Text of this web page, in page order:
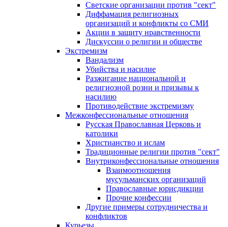
Светские организации против "сект"
Диффамация религиозных
организаций и конфликты со СМИ
Акции в защиту нравственности
Дискуссии о религии и обществе
Экстремизм
Вандализм
Убийства и насилие
Разжигание национальной и
религиозной розни и призывы к
насилию
Противодействие экстремизму
Межконфессиональные отношения
Русская Православная Церковь и
католики
Христианство и ислам
Традиционные религии против "сект"
Внутриконфессиональные отношения
Взаимоотношения
мусульманских организаций
Православные юрисдикции
Прочие конфессии
Другие примеры сотрудничества и
конфликтов